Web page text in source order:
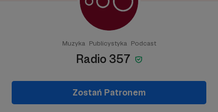
Muzyka Publicystyka Podcast
Radio 357
Zostań Patronem